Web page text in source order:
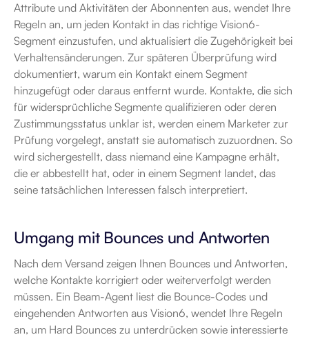
Attribute und Aktivitäten der Abonnenten aus, wendet Ihre
Regeln an, um jeden Kontakt in das richtige Vision6-
Segment einzustufen, und aktualisiert die Zugehörigkeit bei
Verhaltensänderungen. Zur späteren Überprüfung wird
dokumentiert, warum ein Kontakt einem Segment
hinzugefügt oder daraus entfernt wurde. Kontakte, die sich
für widersprüchliche Segmente qualifizieren oder deren
Zustimmungsstatus unklar ist, werden einem Marketer zur
Prüfung vorgelegt, anstatt sie automatisch zuzuordnen. So
wird sichergestellt, dass niemand eine Kampagne erhält,
die er abbestellt hat, oder in einem Segment landet, das
seine tatsächlichen Interessen falsch interpretiert.
Umgang mit Bounces und Antworten
Nach dem Versand zeigen Ihnen Bounces und Antworten,
welche Kontakte korrigiert oder weiterverfolgt werden
müssen. Ein Beam-Agent liest die Bounce-Codes und
eingehenden Antworten aus Vision6, wendet Ihre Regeln
an, um Hard Bounces zu unterdrücken sowie interessierte